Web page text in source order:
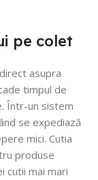
pe colet
asupra
timpul de
Într-un sistem
se expediază
mici. Cutia
produse
cutii mai mari